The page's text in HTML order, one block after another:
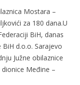
Mostara –
za 180 dana.U
BiH, danas
d.o.o. Sarajevo
Južne obilaznice
Međine –